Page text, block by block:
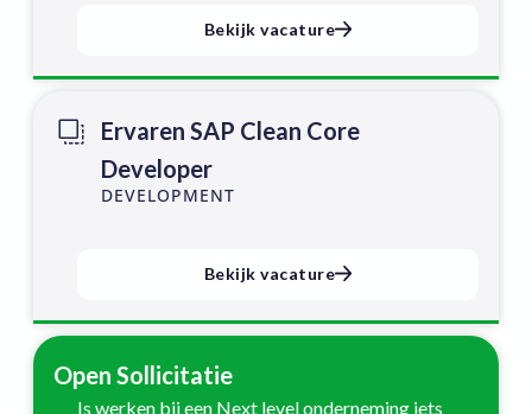
Bekijk vacature
Ervaren SAP Clean Core
Developer
DEVELOPMENT
Bekijk vacature
Open Sollicitatie
Is werken bij een Next level onderneming iets